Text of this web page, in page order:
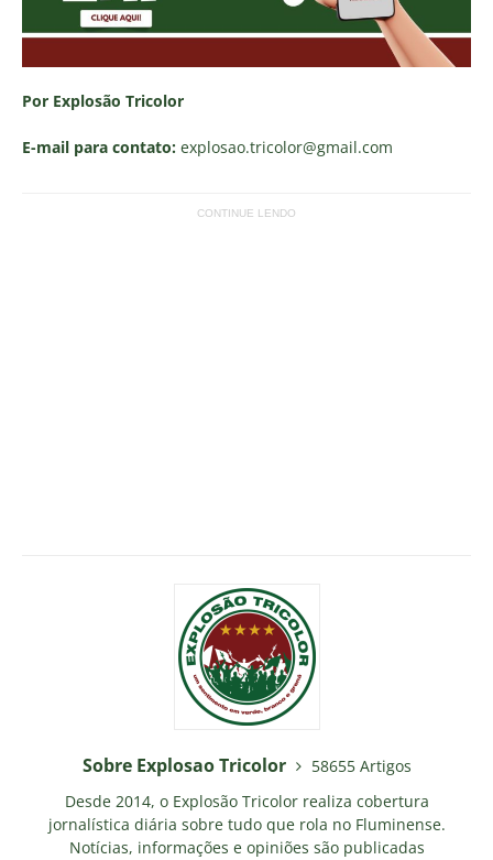
Por Explosão Tricolor
E-mail para contato: explosao.tricolor@gmail.com
CONTINUE LENDO
Sobre Explosao Tricolor
58655 Artigos
Desde 2014, o Explosão Tricolor realiza cobertura
jornalística diária sobre tudo que rola no Fluminense.
Notícias, informações e opiniões são publicadas